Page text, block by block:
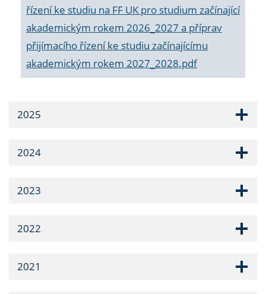
řízení ke studiu na FF UK pro studium začínající
akademickým rokem 2026_2027 a příprav
přijímacího řízení ke studiu začínajícímu
akademickým rokem 2027_2028.pdf
2025
2024
2023
2022
2021